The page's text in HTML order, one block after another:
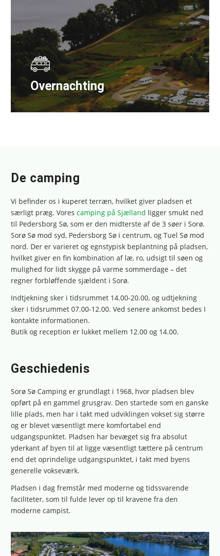
Overnachting
De camping
Vi befinder os i kuperet terræn, hvilket giver pladsen et
særligt præg. Vorescamping på Sjælland ligger smukt ned
til Pedersborg Sø, som er den midterste af de 3 søer i Sorø.
Sorø Sø mod syd, Pedersborg Sø i centrum, og Tuel Sø mod
nord. Der er varieret og egnstypisk beplantning på pladsen,
hvilket giver en fin kombination af læ, ro, udsigt til søen og
mulighed for lidt skygge på varme sommerdage – det
regner forbløffende sjældent i Sorø.
Indtjekning sker i tidsrummet 14.00-20.00, og udtjekning
sker i tidsrummet 07.00-12.00. Ved senere ankomst bedes I
kontakte informationen.
Butik og reception er lukket mellem 12.00 og 14.00.
Geschiedenis
Sorø Sø Camping er grundlagt i 1968, hvor pladsen blev
opført på en gammel grusgrav. Den startede som en ganske
lille plads, men har i takt med udviklingen vokset sig større
og er blevet væsentligt mere komfortabel end
udgangspunktet. Pladsen har bevæget sig fra absolut
yderkant af byen til at ligge væsentligt tættere på centrum
end det oprindelige udgangspunktet, i takt med byens
generelle vokseværk.
Pladsen i dag fremstår med moderne og tidssvarende
faciliteter, som til fulde lever op til kravene fra den
moderne campist.